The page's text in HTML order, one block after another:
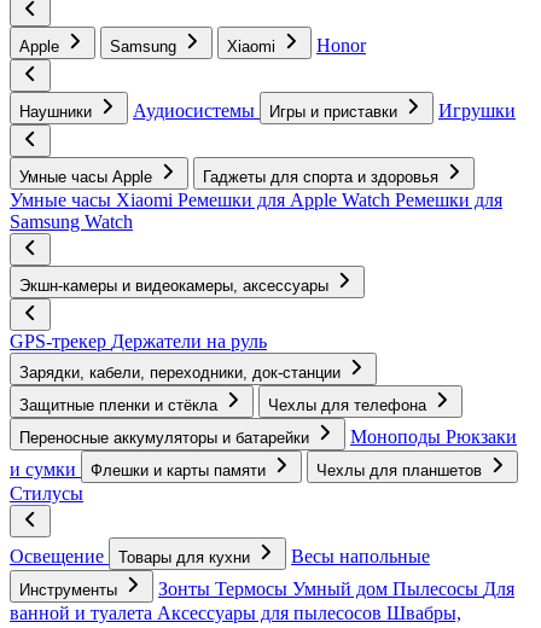
Apple Samsung Xiaomi Honor
Наушники Аудиосистемы Игры и приставки Игрушки
Умные часы Apple Гаджеты для спорта и здоровья
Умные часы Xiaomi Ремешки для Apple Watch Ремешки для
Samsung Watch
Экшн-камеры и видеокамеры, аксессуары
GPS-трекер Держатели на руль
Зарядки, кабели, переходники, док-станции
Защитные пленки и стёкла
Чехлы для телефона
Переносные аккумуляторы и батарейки
Моноподы Рюкзаки
и сумки
Флешки и карты памяти Чехлы для планшетов
Стилусы
Освещение Товары для кухни Весы напольные
Инструменты Зонты Термосы Умный дом Пылесосы Для
ванной и туалета Аксессуары для пылесосов Швабры,